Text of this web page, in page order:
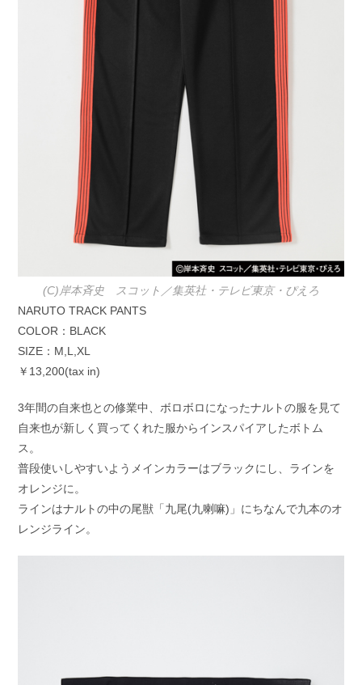
(C)岸本斉史 スコット／集英社・テレビ東京・ぴえろ
NARUTO TRACK PANTS
COLOR：BLACK
SIZE：M,L,XL
￥13,200(tax in)
3年間の自来也との修業中、ボロボロになったナルトの服を見て
自来也が新しく買ってくれた服からインスパイアしたボトム
ス。
普段使いしやすいようメインカラーはブラックにし、ラインを
オレンジに。
ラインはナルトの中の尾獣「九尾(九喇嘛)」にちなんで九本のオ
レンジライン。